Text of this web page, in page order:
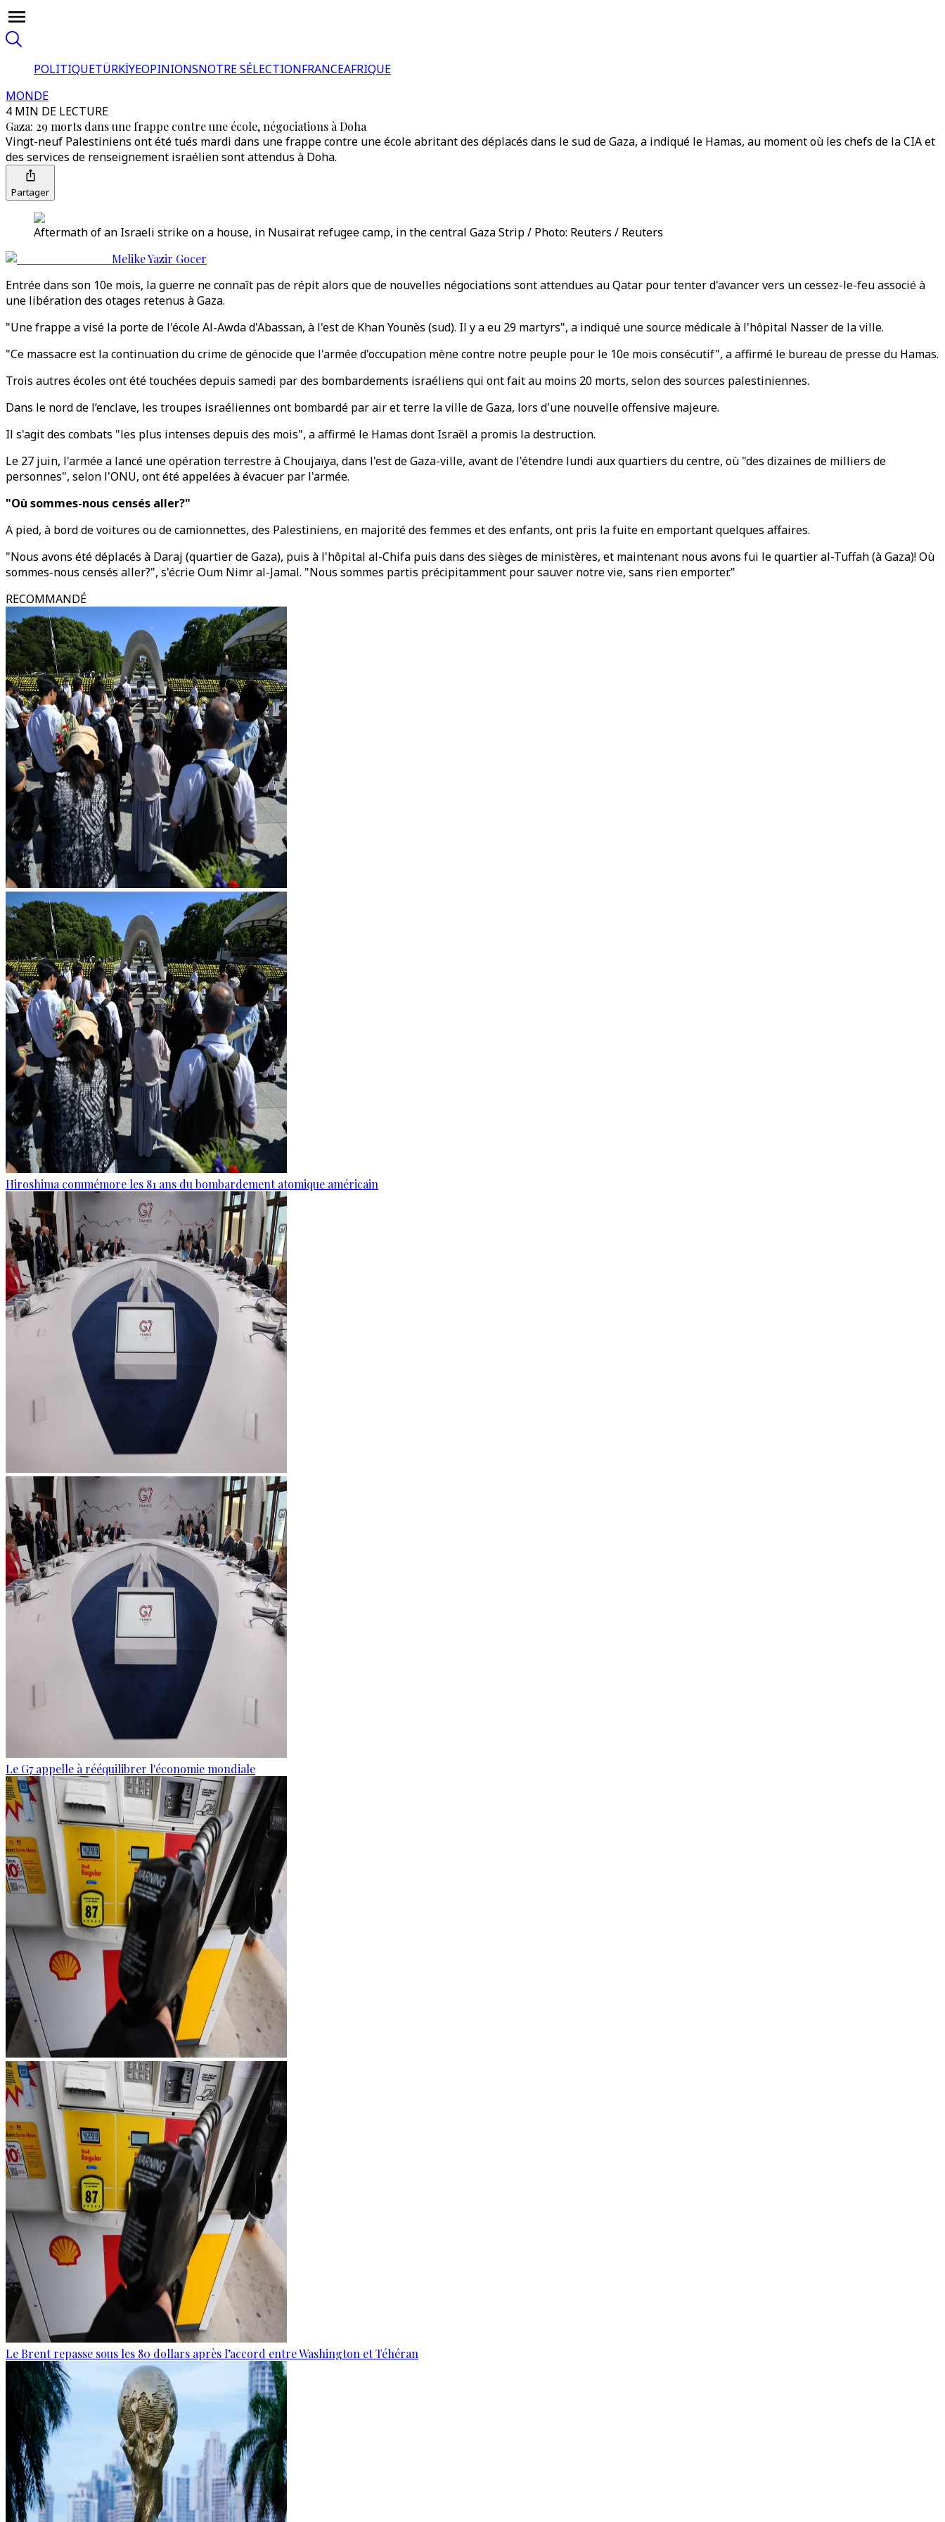
POLITIQUETÜRKİYEOPINIONSNOTRE SÉLECTIONFRANCEAFRIQUE
MONDE
4 MIN DE LECTURE
Gaza: 29 morts dans une frappe contre une école, négociations à Doha
Vingt-neuf Palestiniens ont été tués mardi dans une frappe contre une école abritant des déplacés dans le sud de Gaza, a indiqué le Hamas, au moment où les chefs de la CIA et
des services de renseignement israélien sont attendus à Doha.
Partager
Aftermath of an Israeli strike on a house, in Nusairat refugee camp, in the central Gaza Strip / Photo: Reuters / Reuters
Melike Yazir Gocer
Entrée dans son 10e mois, la guerre ne connaît pas de répit alors que de nouvelles négociations sont attendues au Qatar pour tenter d'avancer vers un cessez-le-feu associé à
une libération des otages retenus à Gaza.
"Une frappe a visé la porte de l'école Al-Awda d'Abassan, à l'est de Khan Younès (sud). Il y a eu 29 martyrs", a indiqué une source médicale à l'hôpital Nasser de la ville.
"Ce massacre est la continuation du crime de génocide que l'armée d'occupation mène contre notre peuple pour le 10e mois consécutif", a affirmé le bureau de presse du Hamas.
Trois autres écoles ont été touchées depuis samedi par des bombardements israéliens qui ont fait au moins 20 morts, selon des sources palestiniennes.
Dans le nord de l’enclave, les troupes israéliennes ont bombardé par air et terre la ville de Gaza, lors d'une nouvelle offensive majeure.
Il s'agit des combats "les plus intenses depuis des mois", a affirmé le Hamas dont Israël a promis la destruction.
Le 27 juin, l'armée a lancé une opération terrestre à Choujaïya, dans l'est de Gaza-ville, avant de l'étendre lundi aux quartiers du centre, où "des dizaines de milliers de
personnes", selon l'ONU, ont été appelées à évacuer par l'armée.
"Où sommes-nous censés aller?"
A pied, à bord de voitures ou de camionnettes, des Palestiniens, en majorité des femmes et des enfants, ont pris la fuite en emportant quelques affaires.
"Nous avons été déplacés à Daraj (quartier de Gaza), puis à l'hôpital al-Chifa puis dans des sièges de ministères, et maintenant nous avons fui le quartier al-Tuffah (à Gaza)! Où
sommes-nous censés aller?", s'écrie Oum Nimr al-Jamal. "Nous sommes partis précipitamment pour sauver notre vie, sans rien emporter."
RECOMMANDÉ
Hiroshima commémore les 81 ans du bombardement atomique américain
Le G7 appelle à rééquilibrer l'économie mondiale
Le Brent repasse sous les 80 dollars après l’accord entre Washington et Téhéran